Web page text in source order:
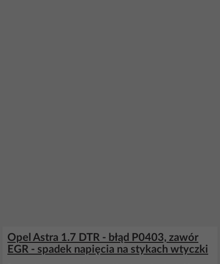
Opel Astra 1.7 DTR - błąd P0403, zawór
EGR - spadek napięcia na stykach wtyczki